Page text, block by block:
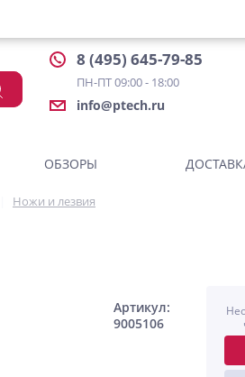
8 (495) 645-79-85
ПН-ПТ 09:00 - 18:00
info@ptech.ru
ОБЗОРЫ
Ножи и лезвия
Артикул:
9005106